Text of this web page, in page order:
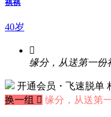
祺祺
40岁

缘分，从送第一份
开通会员・飞速脱单
换一组  缘分，从送第